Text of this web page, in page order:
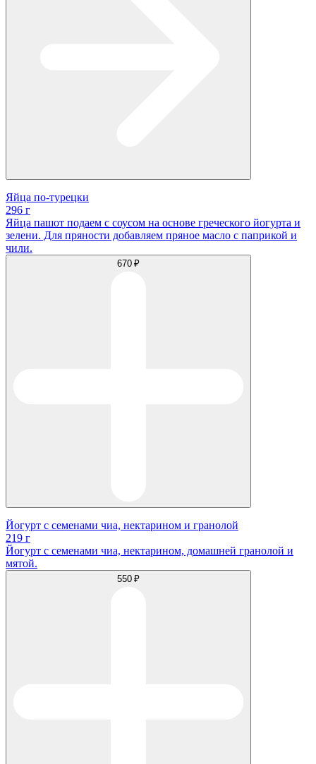
Яйца по-турецки
296 г
Яйца пашот подаем с соусом на основе греческого йогурта и
зелени. Для пряности добавляем пряное масло с паприкой и
чили.
670 ₽
Йогурт с семенами чиа, нектарином и гранолой
219 г
Йогурт с семенами чиа, нектарином, домашней гранолой и
мятой.
550 ₽